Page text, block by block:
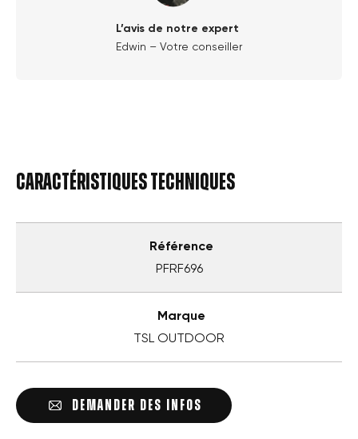
L’avis de notre expert
Edwin – Votre conseiller
Caractéristiques techniques
Référence
PFRF696
Marque
TSL OUTDOOR
DEMANDER DES INFOS